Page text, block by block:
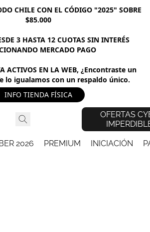
CHILE CON EL CÓDIGO "2025" SOBRE
$85.000
3 HASTA 12 CUOTAS SIN INTERÉS
MERCADO PAGO
ACTIVOS EN LA WEB, ¿Encontraste un
lo igualamos con un respaldo único.
INFO TIENDA FÍSICA
OFERTAS
2026 PREMIUM INICIACIÓN